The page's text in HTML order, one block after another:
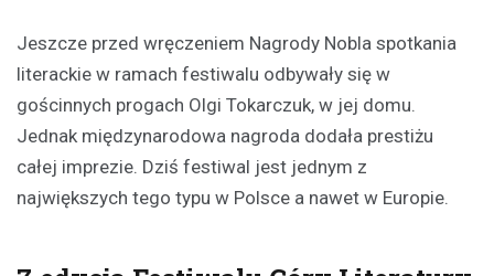
Jeszcze przed wręczeniem Nagrody Nobla spotkania
literackie w ramach festiwalu odbywały się w
gościnnych progach Olgi Tokarczuk, w jej domu.
Jednak międzynarodowa nagroda dodała prestiżu
całej imprezie. Dziś festiwal jest jednym z
największych tego typu w Polsce a nawet w Europie.